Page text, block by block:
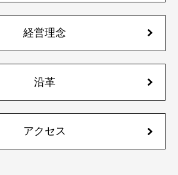
経営理念
沿革
アクセス